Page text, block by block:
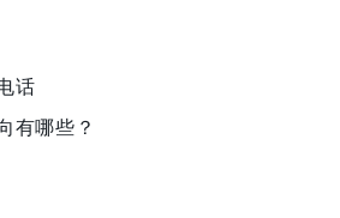
话
有哪些？